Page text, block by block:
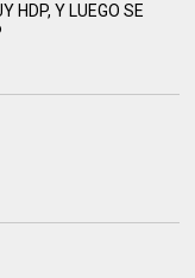
HDP, Y LUEGO SE